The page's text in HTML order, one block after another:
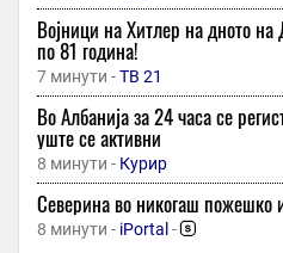
Војници на Хитлер на дното на
по 81 година!
7 минути -ТВ 21
Во Албанија за 24 часа се
уште се активни
8 минути - Курир
Северина во никогаш пожешко
8 минути - iPortal -